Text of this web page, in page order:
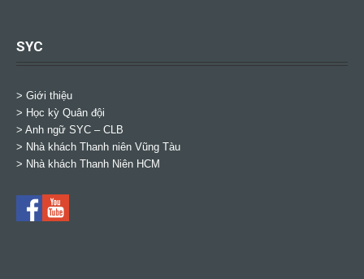
SYC
> Giới thiệu
> Học kỳ Quân đội
> Anh ngữ SYC – CLB
> Nhà khách Thanh niên Vũng Tàu
> Nhà khách Thanh Niên HCM